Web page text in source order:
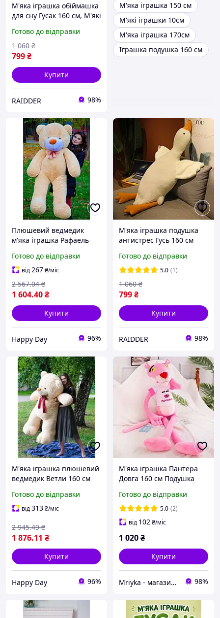
М'яка іграшка обіймашка
для сну Гусак 160 см, М'які
Готово до відправки
799₴
1 060 ₴
Купити
RAIDDER 98%
М'яка іграшка 150 см
М'які іграшки 10см
М'яка іграшка 170см
Іграшка подушка 160 см
Плюшевий ведмедик
м'яка іграшка Рафаель
Готово до відправки
від267₴/міс
1 604.40₴
2 567.04 ₴
Купити
Happy Day 96%
М'яка іграшка подушка
антистрес Гусь 160 см
іграшки, Подушка у
вигляді м'якої іграшки
Готово до відправки
5.0 (1)
799₴
1 060 ₴
Купити
RAIDDER 98%
М'яка іграшка плюшевий
ведмедик Ветли 160 см
Готово до відправки
від313₴/міс
1 876.11 ₴
2 945.49 ₴
Купити
Happy Day 96%
М'яка іграшка Пантера
Довга 160 см Подушка
Готово до відправки
5.0 (2)
від 102₴/міс
1 020₴
Купити
Mriyka - магазин товарів для дому та подарунків 98%